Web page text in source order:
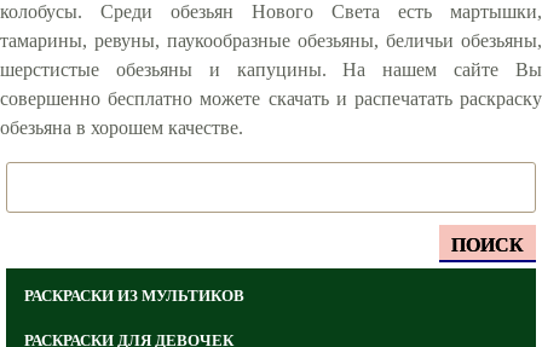
ПОИСК
РАСКРАСКИ ИЗ МУЛЬТИКОВ
РАСКРАСКИ ДЛЯ ДЕВОЧЕК
колобусы. Среди обезьян Нового Света есть мартышки,
тамарины, ревуны, паукообразные обезьяны, беличьи обезьяны,
шерстистые обезьяны и капуцины. На нашем сайте Вы
совершенно бесплатно можете скачать и распечатать раскраску
обезьяна в хорошем качестве.